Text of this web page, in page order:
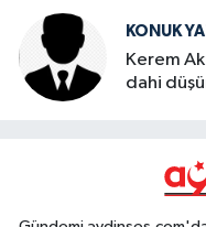
KONUK
Kerem
dahi